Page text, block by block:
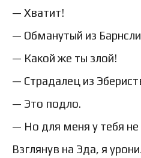
— Хватит!
— Обманутый из
— Какой же ты злой!
— Страдалец из
— Это подло.
— Но для меня у тебя
Взглянув на Эда, я